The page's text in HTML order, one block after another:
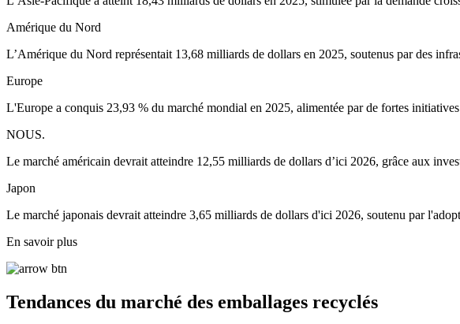
Amérique du Nord
L’Amérique du Nord représentait 13,68 milliards de dollars en 2025, soutenus par des
Europe
L'Europe a conquis 23,93 % du marché mondial en 2025, alimentée par de fortes
NOUS.
Le marché américain devrait atteindre 12,55 milliards de dollars d’ici 2026, grâce aux
Japon
Le marché japonais devrait atteindre 3,65 milliards de dollars d'ici 2026, soutenu par
En savoir plus
Tendances du marché des emballages recyclés